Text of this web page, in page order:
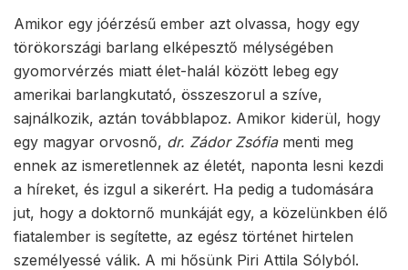
Amikor egy jóérzésű ember azt olvassa, hogy egy
törökországi barlang elképesztő mélységében
gyomorvérzés miatt élet-halál között lebeg egy
amerikai barlangkutató, összeszorul a szíve,
sajnálkozik, aztán továbblapoz. Amikor kiderül, hogy
egy magyar orvosnő, dr. Zádor Zsófiamenti meg
ennek az ismeretlennek az életét, naponta lesni kezdi
a híreket, és izgul a sikerért. Ha pedig a tudomására
jut, hogy a doktornő munkáját egy, a közelünkben élő
fiatalember is segítette, az egész történet hirtelen
személyessé válik. A mi hősünk Piri Attila Sólyból.